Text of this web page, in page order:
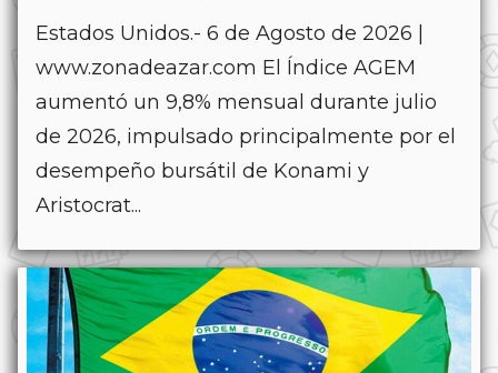
Estados Unidos.- 6 de Agosto de 2026 |
www.zonadeazar.com El Índice AGEM
aumentó un 9,8% mensual durante julio
de 2026, impulsado principalmente por el
desempeño bursátil de Konami y
Aristocrat...